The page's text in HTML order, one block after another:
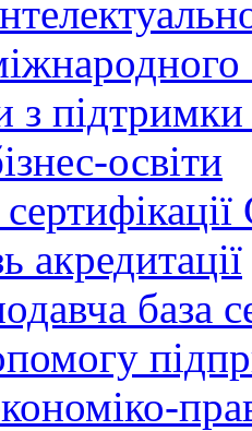
з підтримки
освіти
акредитації
база